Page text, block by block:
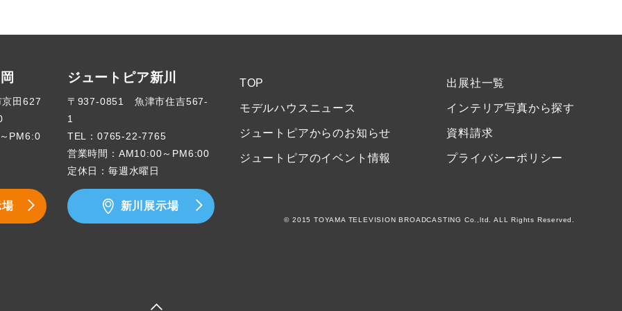
TOP
モデルハウスニュース
ジュートピアからのお知らせ
ジュートピアのイベント情報
出展社一覧
インテリア写真から探す
資料請求
プライバシーポリシー
田627
PM6:0
ジュートピア新川
〒937-0851 魚津市住吉567-
1
TEL：0765-22-7765
営業時間：AM10:00～PM6:00
定休日：毎週水曜日
新川展示場
© 2015 TOYAMA TELEVISION BROADCASTING Co.,ltd. ALL Rights Reserved.